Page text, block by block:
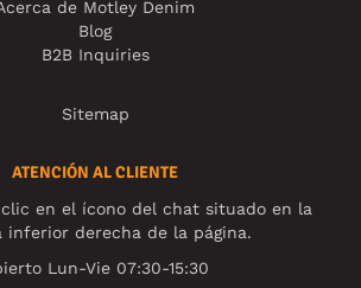
de Motley Denim
Blog
B2B Inquiries
Sitemap
ATENCIÓN AL CLIENTE
en el ícono del chat situado en la
inferior derecha de la página.
Lun-Vie 07:30-15:30